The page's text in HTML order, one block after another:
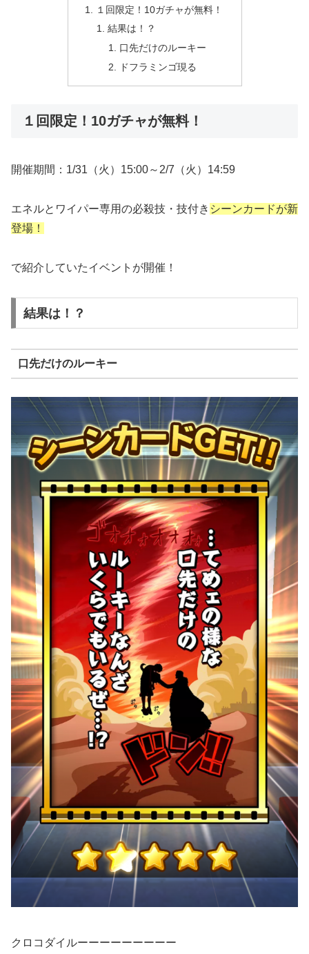
１回限定！10ガチャが無料！
結果は！？
口先だけのルーキー
ドフラミンゴ現る
１回限定！10ガチャが無料！
開催期間：1/31（火）15:00～2/7（火）14:59
エネルとワイパー専用の必殺技・技付き シーンカードが新
登場！
で紹介していたイベントが開催！
結果は！？
口先だけのルーキー
クロコダイルーーーーーーーーー